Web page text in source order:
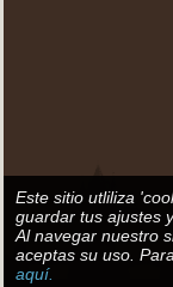
Este sitio utliliza
guardar tus ajustes
Al navegar nuestro
aceptas su uso.
aquí.